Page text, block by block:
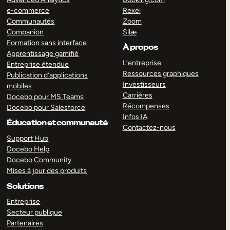
e-commerce
Communautés
Companion
Formation sans interface
Apprentissage gamifié
Entreprise étendue
Publication d’applications
mobiles
Docebo pour MS Teams
Docebo pour Salesforce
Éducation et communauté
Support Hub
Docebo Help
Docebo Community
Mises à jour des produits
Solutions
Entreprise
Secteur publique
Partenaires
Rexel
Zoom
Silæ
À propos
L’entreprise
Ressources graphiques
Investisseurs
Carrières
Récompenses
Infos IA
Contactez-nous